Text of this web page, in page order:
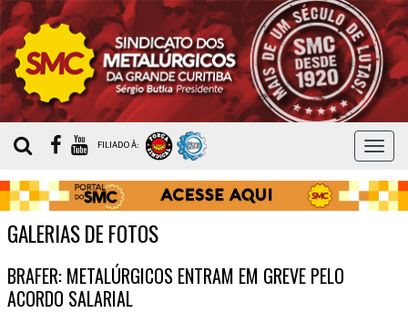
MENU
FILIADO À:
GALERIAS DE FOTOS
BRAFER: METALÚRGICOS ENTRAM EM GREVE PELO
ACORDO SALARIAL